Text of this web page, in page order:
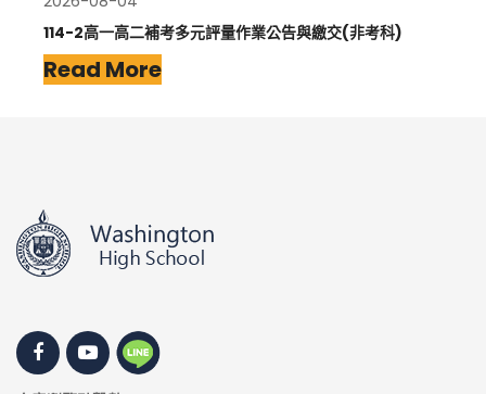
114-2高一高二補考多元評量作業公告與繳交(非考科)
Read More